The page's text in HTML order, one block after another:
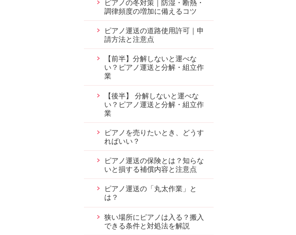
ピアノの冬対策｜防湿・断熱・
調律頻度の増加に備えるコツ
ピアノ運送の道路使用許可｜申
請方法と注意点
【前半】分解しないと運べな
い？ピアノ運送と分解・組立作
業
【後半】 分解しないと運べな
い？ピアノ運送と分解・組立作
業
ピアノを売りたいとき、どうす
ればいい？
ピアノ運送の保険とは？知らな
いと損する補償内容と注意点
ピアノ運送の「丸太作業」と
は？
狭い場所にピアノは入る？搬入
できる条件と対処法を解説